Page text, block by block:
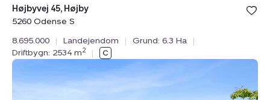
Bolig er
under
Højbyvej 45, Højby
5260 Odense S
8.695.000
| Landejendom | Grund: 6.3 Ha
|
Driftbygn: 2534 m2 |
Hagesvej